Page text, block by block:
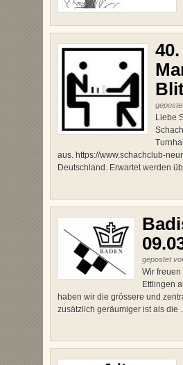
Liebe
aus. https://www.schachclub-
Deutschland. Erwartet werden
gepostet
Wir
Ettlingen
haben wir die grössere und
zusätzlich geräumiger ist als die